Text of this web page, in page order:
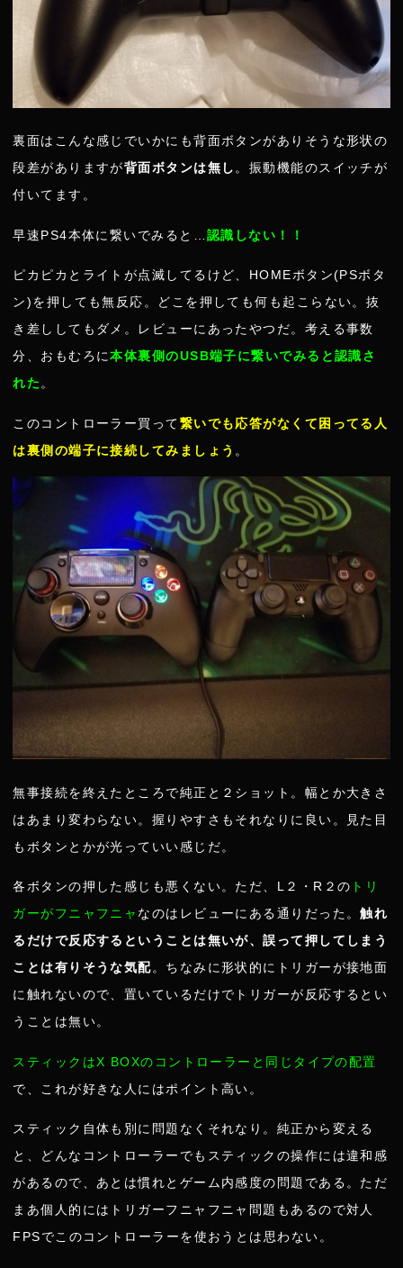
裏面はこんな感じでいかにも背面ボタンがありそうな形状の
段差がありますが背面ボタンは無し。振動機能のスイッチが
付いてます。
早速PS4本体に繋いでみると… 認識しない！！
ピカピカとライトが点滅してるけど、HOMEボタン(PSボタ
ン)を押しても無反応。どこを押しても何も起こらない。抜
き差ししてもダメ。レビューにあったやつだ。考える事数
分、おもむろに本体裏側のUSB端子に繋いでみると認識さ
れた。
このコントローラー買って繋いでも応答がなくて困ってる人
は裏側の端子に接続してみましょう 。
無事接続を終えたところで純正と２ショット。幅とか大きさ
はあまり変わらない。握りやすさもそれなりに良い。見た目
もボタンとかが光っていい感じだ。
各ボタンの押した感じも悪くない。ただ、L２・R２の トリ
ガーがフニャフニャ なのはレビューにある通りだった。触れ
るだけで反応するということは無いが、誤って押してしまう
ことは有りそうな気配。ちなみに形状的にトリガーが接地面
に触れないので、置いているだけでトリガーが反応するとい
うことは無い。
スティックはX BOXのコントローラーと同じタイプの配置
で、これが好きな人にはポイント高い。
スティック自体も別に問題なくそれなり。純正から変える
と、どんなコントローラーでもスティックの操作には違和感
があるので、あとは慣れとゲーム内感度の問題である。ただ
まあ個人的にはトリガーフニャフニャ問題もあるので対人
FPSでこのコントローラーを使おうとは思わない。